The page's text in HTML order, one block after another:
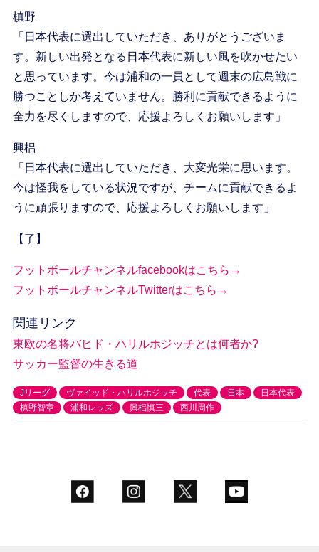
槙野
「日本代表に選出していただき、ありがとうございま
す。新しい出発となる日本代表に新しい風を吹かせたい
と思っています。今は浦和の一員として週末の広島戦に
勝つことしか考えていません。勝利に貢献できるように
全力を尽くしますので、応援よろしくお願いします」
興梠
「日本代表に選出していただき、大変光栄に思います。
今は怪我をしている状況ですが、チームに貢献できるよ
うに頑張りますので、応援よろしくお願いします」
【了】
フットボールチャンネルfacebookはこちら→
フットボールチャンネルTwitterはこちら→
関連リンク
東欧の名将バヒド・ハリルホジッチとは何者か?
サッカー監督の生きる道
Jリーグ ヴァイッド・ハリルホジッチ 代表 日本
日本代表
槙野智章
浦和レッズ 興梠慎三 西川周作